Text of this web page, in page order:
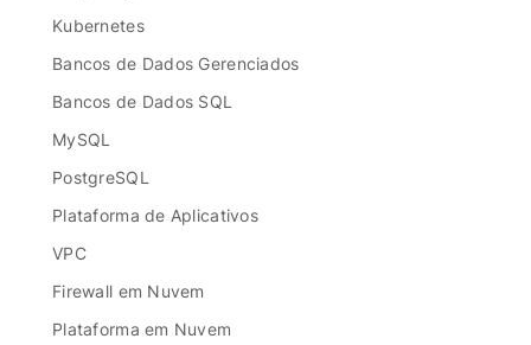
Kubernetes
Bancos de Dados Gerenciados
Bancos de Dados SQL
MySQL
PostgreSQL
Plataforma de Aplicativos
VPC
Firewall em Nuvem
Plataforma em Nuvem